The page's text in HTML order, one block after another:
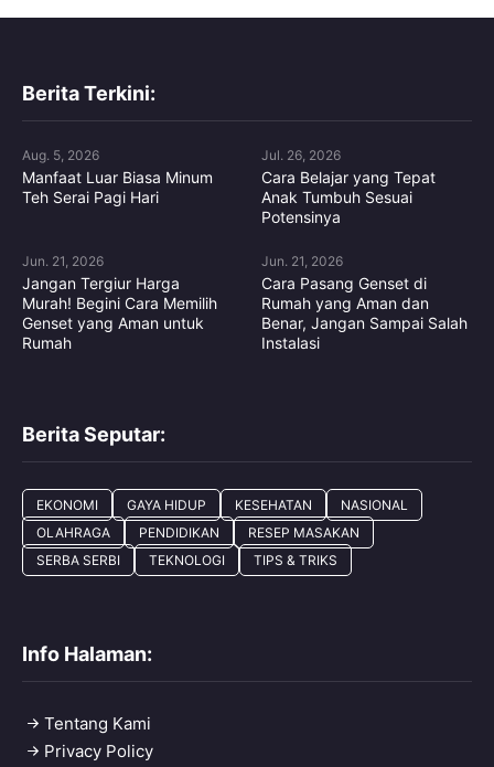
Berita Terkini:
Aug. 5, 2026
Manfaat Luar Biasa Minum
Teh Serai Pagi Hari
Jul. 26, 2026
Cara Belajar yang Tepat
Anak Tumbuh Sesuai
Potensinya
Jun. 21, 2026
Jangan Tergiur Harga
Murah! Begini Cara Memilih
Genset yang Aman untuk
Rumah
Jun. 21, 2026
Cara Pasang Genset di
Rumah yang Aman dan
Benar, Jangan Sampai Salah
Instalasi
Berita Seputar:
EKONOMI GAYA HIDUP KESEHATAN
NASIONAL
OLAHRAGA
PENDIDIKAN
RESEP MASAKAN
SERBA SERBI
TEKNOLOGI TIPS & TRIKS
Info Halaman:
Tentang Kami
Privacy Policy